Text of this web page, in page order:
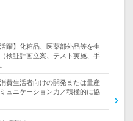
躍】化粧品、医薬部外品等を生
検証計画立案、テスト実施、手
費生活者向けの開発または量産
ュニケーション力／積極的に協